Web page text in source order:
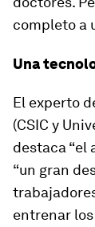
completo a
Una
El experto
(CSIC y
destaca “el
“un gran
entrenar